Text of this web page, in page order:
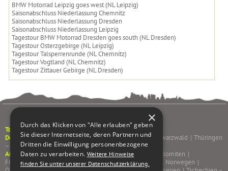
BMW Motorrad Leipzig goes west (NL Leipzig)
Saisonabschluss Niederlassung Chemnitz
Saisonabschluss Niederlassung Dresden
Saisonabschluss Niederlassung Leipzig
Tagestour BMW Motorrad Dresden goes south (NL Dresden)
Tagestour Osterzgebirge (NL Leipzig)
Tagestour Talsperrenrunde (NL Chemnitz)
Tagestour Vogtland (NL Chemnitz)
Tagestour Zittauer Gebirge (NL Dresden)
Tourenkalender
Deutschland Pfälzerwald & Weinstraße | Sachsen | Schwarzwald | Thüringen
– Rhön – Spessart |
Ausland Albanien – Bulgarien – Rumänien | Alpen & Dolomiten |
Frankreich | Griechenland | Italien | Korsika – Sardinien Norwegen |
×
Durch das Klicken von "Alle erlauben" geben
Sie dieser Internetseite, deren Partnern und
Dritten die Einwilligung personenbezogene
Daten zu verarbeiten. Weitere Hinweise
finden Sie unter unserer Datenschutzerklärung.